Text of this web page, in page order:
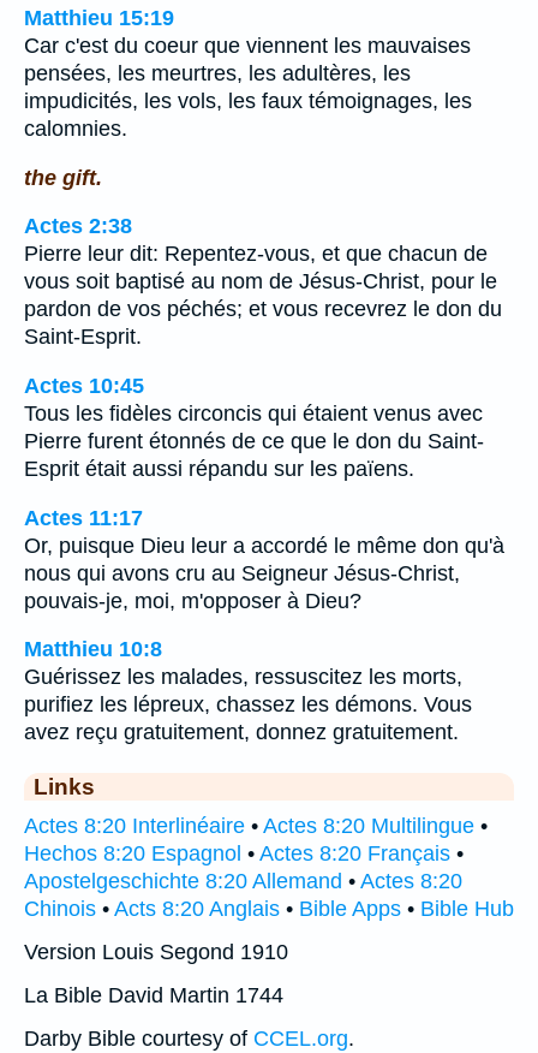
Matthieu 15:19
Car c'est du coeur que viennent les mauvaises
pensées, les meurtres, les adultères, les
impudicités, les vols, les faux témoignages, les
calomnies.
the gift.
Actes 2:38
Pierre leur dit: Repentez-vous, et que chacun de
vous soit baptisé au nom de Jésus-Christ, pour le
pardon de vos péchés; et vous recevrez le don du
Saint-Esprit.
Actes 10:45
Tous les fidèles circoncis qui étaient venus avec
Pierre furent étonnés de ce que le don du Saint-
Esprit était aussi répandu sur les païens.
Actes 11:17
Or, puisque Dieu leur a accordé le même don qu'à
nous qui avons cru au Seigneur Jésus-Christ,
pouvais-je, moi, m'opposer à Dieu?
Matthieu 10:8
Guérissez les malades, ressuscitez les morts,
purifiez les lépreux, chassez les démons. Vous
avez reçu gratuitement, donnez gratuitement.
Links
Actes 8:20 Interlinéaire • Actes 8:20 Multilingue •
Hechos 8:20 Espagnol • Actes 8:20 Français •
Apostelgeschichte 8:20 Allemand • Actes 8:20
Chinois • Acts 8:20 Anglais • Bible Apps • Bible Hub
Version Louis Segond 1910
La Bible David Martin 1744
Darby Bible courtesy of CCEL.org.